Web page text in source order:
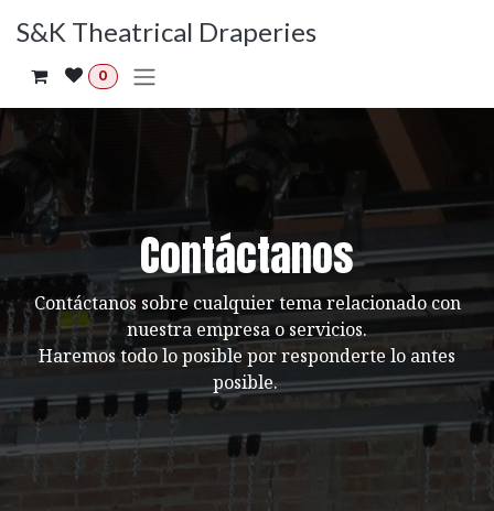
S&K Theatrical Draperies
0
Contáctanos
Contáctanos sobre cualquier tema relacionado con
nuestra empresa o servicios.
Haremos todo lo posible por responderte lo antes
posible.